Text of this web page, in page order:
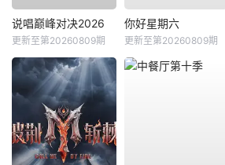
说唱巅峰对决2026
更新至第20260809期
你好星期六
更新至第20260809期